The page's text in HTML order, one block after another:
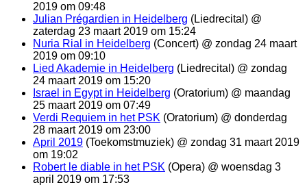
2019 om 09:48
Julian Prégardien in Heidelberg (Liedrecital) @
zaterdag 23 maart 2019 om 15:24
Nuria Rial in Heidelberg (Concert) @ zondag 24 maart
2019 om 09:10
Lied Akademie in Heidelberg (Liedrecital) @ zondag
24 maart 2019 om 15:20
Israel in Egypt in Heidelberg (Oratorium) @ maandag
25 maart 2019 om 07:49
Verdi Requiem in het PSK (Oratorium) @ donderdag
28 maart 2019 om 23:00
April 2019 (Toekomstmuziek) @ zondag 31 maart 2019
om 19:02
Robert le diable in het PSK (Opera) @ woensdag 3
april 2019 om 17:53